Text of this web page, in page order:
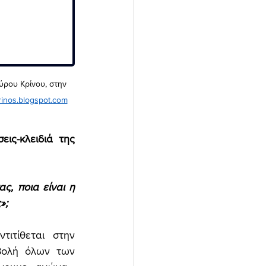
Κρίνου, στην
κλειδιά της
ποια είναι η
στην
όλων των